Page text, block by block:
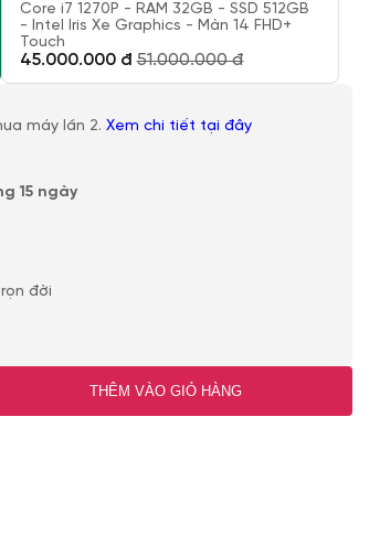
Core i7 1270P - RAM 32GB - SSD 512GB
- Intel Iris Xe Graphics - Màn 14 FHD+
Touch
45.000.000 đ51.000.000 đ
máy lần 2. Xem chi tiết tại đây
15 ngày
đời
THÊM VÀO GIỎ HÀNG